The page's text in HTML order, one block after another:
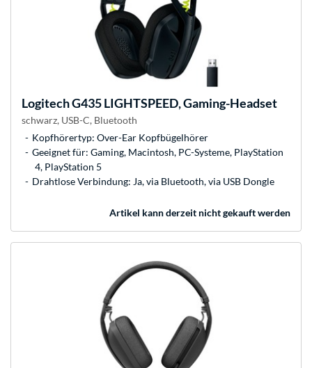
LogitechG435 LIGHTSPEED, Gaming-Headset
schwarz, USB-C, Bluetooth
Kopfhörertyp: Over-Ear Kopfbügelhörer
Geeignet für: Gaming, Macintosh, PC-Systeme, PlayStation
4, PlayStation 5
Drahtlose Verbindung: Ja, via Bluetooth, via USB Dongle
Artikel kann derzeit nicht gekauft werden